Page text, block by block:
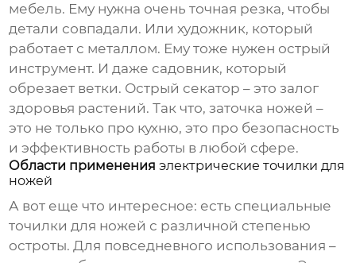
мебель. Ему нужна очень точная резка, чтобы
детали совпадали. Или художник, который
работает с металлом. Ему тоже нужен острый
инструмент. И даже садовник, который
обрезает ветки. Острый секатор – это залог
здоровья растений. Так что, заточка ножей –
это не только про кухню, это про безопасность
и эффективность работы в любой сфере.
Области примененияэлектрические точилки для
ножей
А вот еще что интересное: есть специальные
точилки для ножей с различной степенью
остроты. Для повседневного использования –